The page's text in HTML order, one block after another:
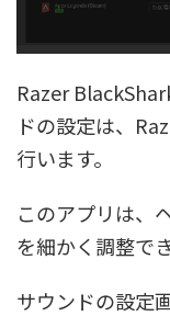
Razer
ドの設定は、
行います。
このアプリは、
を細かく調整で
サウンドの設定